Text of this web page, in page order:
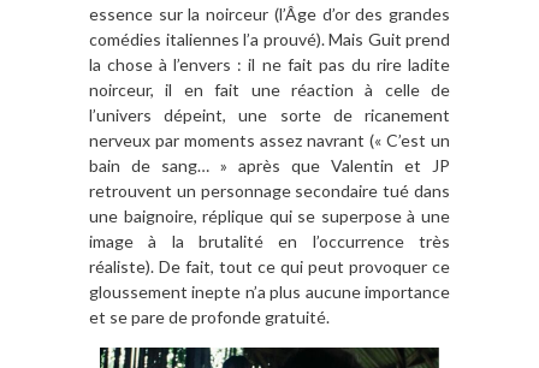
essence sur la noirceur (l’Âge d’or des grandes
comédies italiennes l’a prouvé). Mais Guit prend
la chose à l’envers : il ne fait pas du rire ladite
noirceur, il en fait une réaction à celle de
l’univers dépeint, une sorte de ricanement
nerveux par moments assez navrant (« C’est un
bain de sang… » après que Valentin et JP
retrouvent un personnage secondaire tué dans
une baignoire, réplique qui se superpose à une
image à la brutalité en l’occurrence très
réaliste). De fait, tout ce qui peut provoquer ce
gloussement inepte n’a plus aucune importance
et se pare de profonde gratuité.